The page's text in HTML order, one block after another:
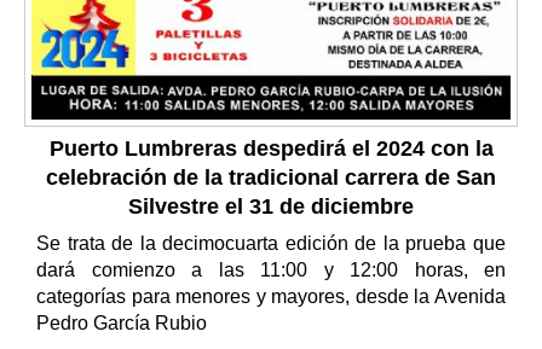
Puerto Lumbreras despedirá el 2024 con la
celebración de la tradicional carrera de San
Silvestre el 31 de diciembre
Se trata de la decimocuarta edición de la prueba que
dará comienzo a las 11:00 y 12:00 horas, en
categorías para menores y mayores, desde la Avenida
Pedro García Rubio